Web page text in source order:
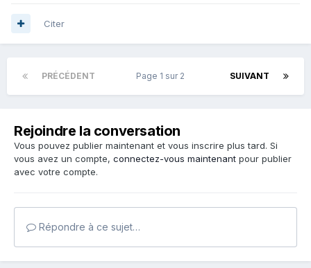
Citer
PRÉCÉDENT SUIVANT
Page 1 sur 2
Rejoindre la conversation
Vous pouvez publier maintenant et vous inscrire plus tard. Si
vous avez un compte, connectez-vous maintenant pour publier
avec votre compte.
Répondre à ce sujet…